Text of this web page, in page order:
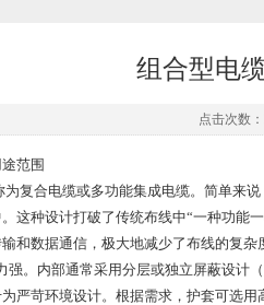
组合型电
点击次数
范围
复合电缆或多功能集成电缆。简单来
这种设计打破了传统布线中“一种功能
和数据通信，极大地减少了布线的复杂
强。内部通常采用分层或独立屏蔽设计
严苛环境设计。根据需求，护套可选